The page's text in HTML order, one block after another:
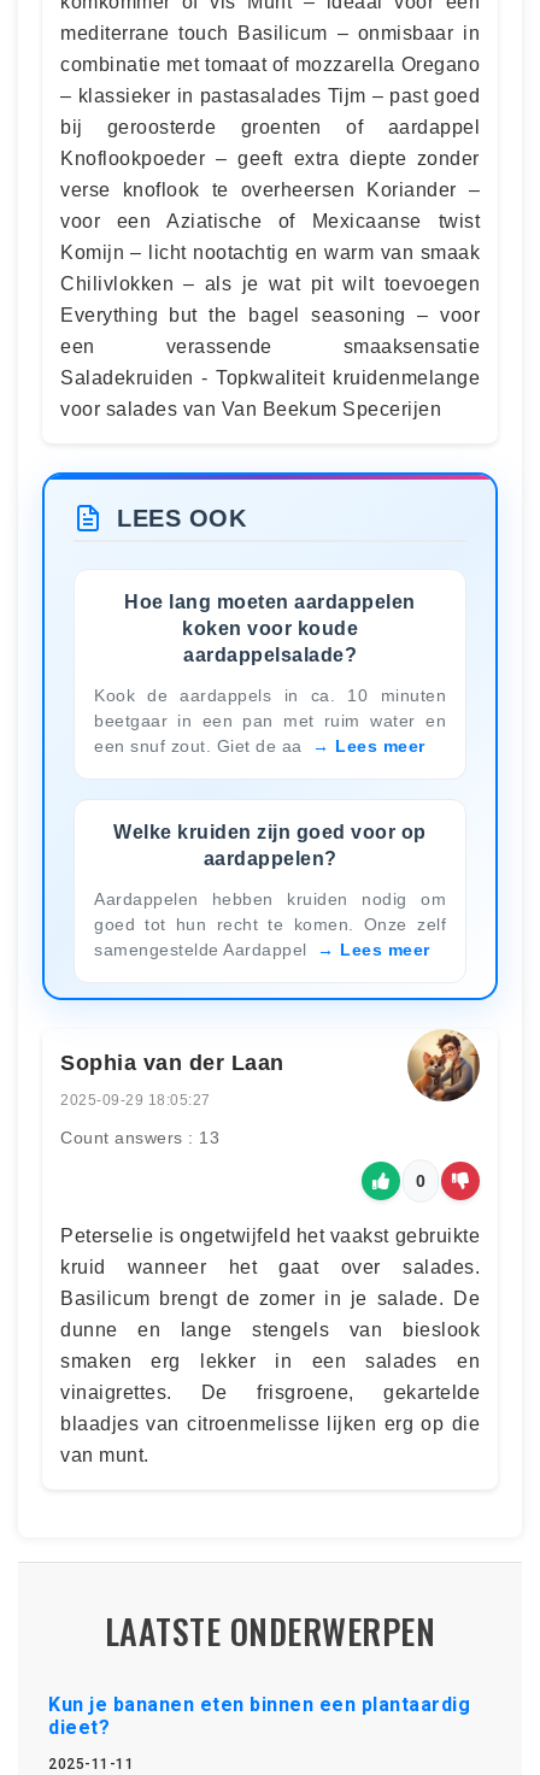
mediterrane touch Basilicum – onmisbaar in
combinatie met tomaat of mozzarella Oregano
– klassieker in pastasalades Tijm – past goed
bij geroosterde groenten of aardappel
Knoflookpoeder – geeft extra diepte zonder
verse knoflook te overheersen Koriander –
voor een Aziatische of Mexicaanse twist
Komijn – licht nootachtig en warm van smaak
Chilivlokken – als je wat pit wilt toevoegen
Everything but the bagel seasoning – voor
een verassende smaaksensatie
Saladekruiden - Topkwaliteit kruidenmelange
voor salades van Van Beekum Specerijen
LEES OOK
Hoe lang moeten aardappelen
koken voor koude
aardappelsalade?
Kook de aardappels in ca. 10 minuten
beetgaar in een pan met ruim water en
een snuf zout. Giet de aa
Lees meer
Welke kruiden zijn goed voor op
aardappelen?
Aardappelen hebben kruiden nodig om
goed tot hun recht te komen. Onze zelf
samengestelde Aardappel
Lees meer
Sophia van der Laan
2025-09-29 18:05:27
Count answers : 13
0
Peterselie is ongetwijfeld het vaakst gebruikte
kruid wanneer het gaat over salades.
Basilicum brengt de zomer in je salade. De
dunne en lange stengels van bieslook
smaken erg lekker in een salades en
vinaigrettes. De frisgroene, gekartelde
blaadjes van citroenmelisse lijken erg op die
van munt.
LAATSTE ONDERWERPEN
Kun je bananen eten binnen een plantaardig
dieet?
2025-11-11